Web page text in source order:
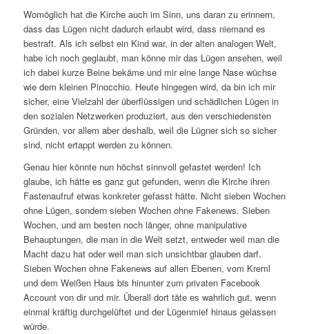
Womöglich hat die Kirche auch im Sinn, uns daran zu erinnern,
dass das Lügen nicht dadurch erlaubt wird, dass niemand es
bestraft. Als ich selbst ein Kind war, in der alten analogen Welt,
habe ich noch geglaubt, man könne mir das Lügen ansehen, weil
ich dabei kurze Beine bekäme und mir eine lange Nase wüchse
wie dem kleinen Pinocchio. Heute hingegen wird, da bin ich mir
sicher, eine Vielzahl der überflüssigen und schädlichen Lügen in
den sozialen Netzwerken produziert, aus den verschiedensten
Gründen, vor allem aber deshalb, weil die Lügner sich so sicher
sind, nicht ertappt werden zu können.
Genau hier könnte nun höchst sinnvoll gefastet werden! Ich
glaube, ich hätte es ganz gut gefunden, wenn die Kirche ihren
Fastenaufruf etwas konkreter gefasst hätte. Nicht sieben Wochen
ohne Lügen, sondern sieben Wochen ohne Fakenews. Sieben
Wochen, und am besten noch länger, ohne manipulative
Behauptungen, die man in die Welt setzt, entweder weil man die
Macht dazu hat oder weil man sich unsichtbar glauben darf.
Sieben Wochen ohne Fakenews auf allen Ebenen, vom Kreml
und dem Weißen Haus bis hinunter zum privaten Facebook
Account von dir und mir. Überall dort täte es wahrlich gut, wenn
einmal kräftig durchgelüftet und der Lügenmief hinaus gelassen
würde.